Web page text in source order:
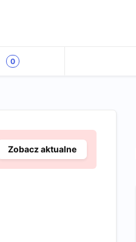
0
Zobacz aktualne